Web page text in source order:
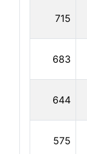
715
683
644
575